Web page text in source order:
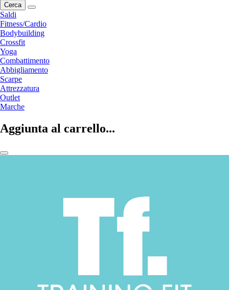
Cerca
Saldi
Fitness/Cardio
Bodybuilding
Crossfit
Yoga
Combattimento
Abbigliamento
Scarpe
Attrezzatura
Outlet
Marche
Aggiunta al carrello...